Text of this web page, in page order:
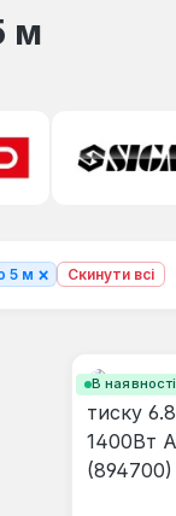
м
5 м × Скинути всі
В наявності